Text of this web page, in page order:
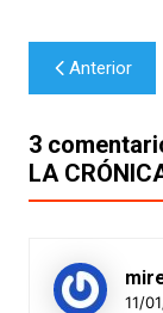
de
entradas
Anterior
3
LA
11/